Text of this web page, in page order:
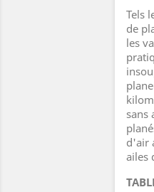
Tels
de
les
sans
d'air
ailes